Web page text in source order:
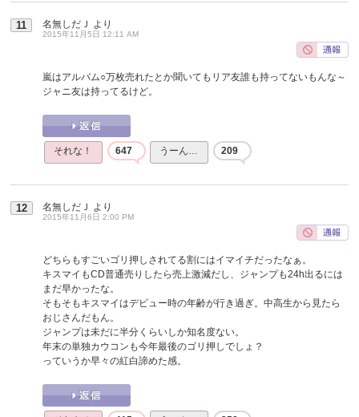
11 名無しだＪ より
2015年11月5日 12:11 AM
嵐はアルバム○万枚売れたとか聞いてもリア友誰も持ってないもんな～
ジャニ友は持ってるけど。
それな！ 647 うーん… 209
12 名無しだＪ より
2015年11月6日 2:00 PM
どちらもすごいゴリ押しされてる割にはイマイチだったなぁ。
キスマイもCD普通売りしたら売上激減だし、ジャンプも24h出るには
まだ早かったな。
そもそもキスマイはデビュー時の年齢が行き過ぎ。中高生から見たら
おじさんだもん。
ジャンプは未だに半分くらいしか知名度ない。
年末の単独カウコンも今年最後のゴリ押しでしょ？
っていうか早々の紅白諦めた感。